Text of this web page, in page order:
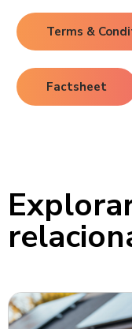
Terms &
Factsheet